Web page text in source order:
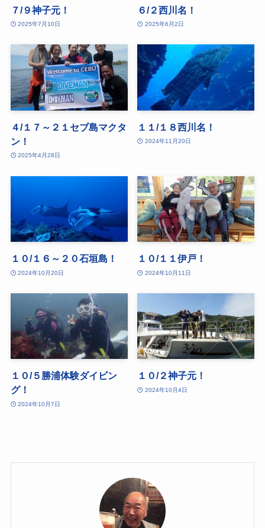
７/９神子元！
2025年7月10日
６/２西川名！
2025年6月2日
４/１７～２１セブ島マクタ
ン！
2025年4月28日
１１/１８西川名！
2024年11月20日
１０/１６～２０石垣島！
2024年10月20日
１０/１１伊戸！
2024年10月11日
１０/５勝浦体験ダイビン
グ！
2024年10月7日
１０/２神子元！
2024年10月4日